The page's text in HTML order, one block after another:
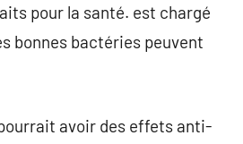
pour la santé. est chargé
bonnes bactéries peuvent
avoir des effets anti-